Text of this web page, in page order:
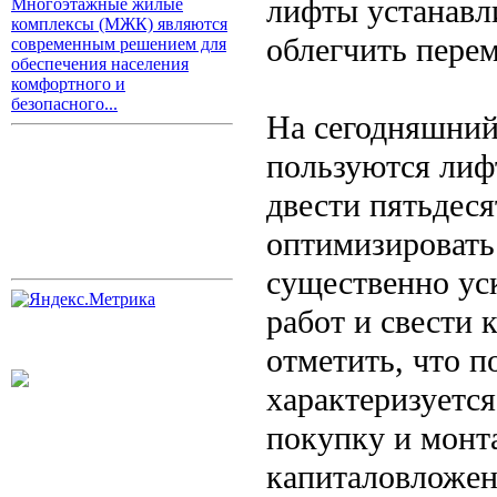
Многоэтажные жилые
комплексы (МЖК) являются
современным решением для
обеспечения населения
комфортного и
безопасного...
лифты
облегчить
На
пользуются
двести
существенно
работ и свести
отметить, что
покупку и